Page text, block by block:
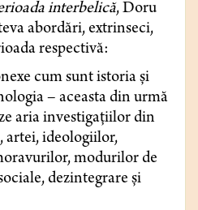
interbelică, Doru
abordări, extrinseci,
respectivă:
cum sunt istoria şi
– aceasta din urmă
aria investigaţiilor din
artei, ideologiilor,
modurilor de
dezintegrare şi